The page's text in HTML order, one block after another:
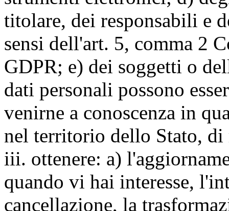
titolare, dei responsabili e
sensi dell'art. 5, comma 2
GDPR; e) dei soggetti o
dati personali possono
venirne a conoscenza in
nel territorio dello Stato,
iii. ottenere: a)
quando vi hai interesse,
cancellazione, la